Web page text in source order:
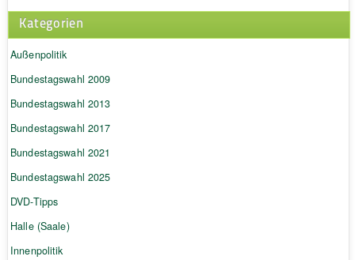
Kategorien
Außenpolitik
Bundestagswahl 2009
Bundestagswahl 2013
Bundestagswahl 2017
Bundestagswahl 2021
Bundestagswahl 2025
DVD-Tipps
Halle (Saale)
Innenpolitik